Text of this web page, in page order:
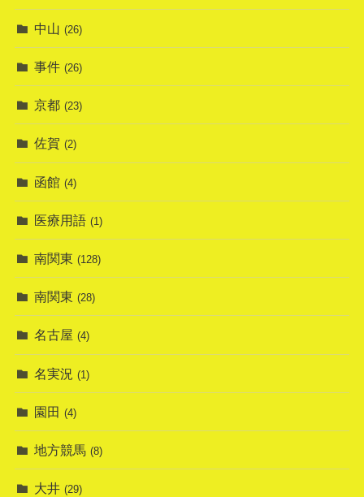
中山 (26)
事件 (26)
京都 (23)
佐賀 (2)
函館 (4)
医療用語 (1)
南関東 (128)
南関東 (28)
名古屋 (4)
名実況 (1)
園田 (4)
地方競馬 (8)
大井 (29)